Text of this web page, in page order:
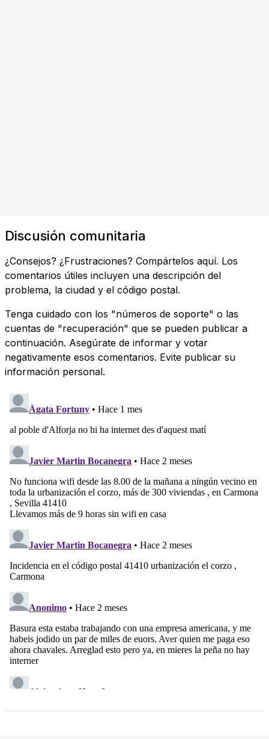
Discusión comunitaria
¿Consejos? ¿Frustraciones? Compártelos aquí. Los
comentarios útiles incluyen una descripción del
problema, la ciudad y el código postal.
Tenga cuidado con los "números de soporte" o las
cuentas de "recuperación" que se pueden publicar a
continuación. Asegúrate de informar y votar
negativamente esos comentarios. Evite publicar su
información personal.